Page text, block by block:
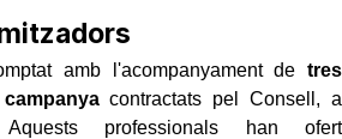
amb l'acompanyament de tres
contractats pel Consell, a
professionals han ofert